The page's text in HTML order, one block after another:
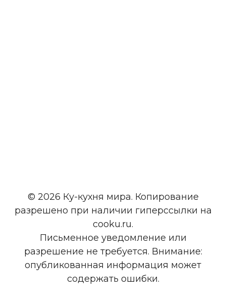
© 2026 Ку-кухня мира. Копирование
разрешено при наличии гиперссылки на
cooku.ru.
Письменное уведомление или
разрешение не требуется. Внимание:
опубликованная информация может
содержать ошибки.